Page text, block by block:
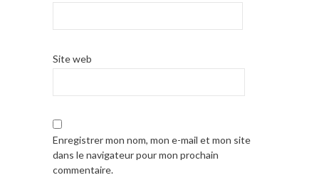
Site web
Enregistrer mon nom, mon e-mail et mon site
dans le navigateur pour mon prochain
commentaire.